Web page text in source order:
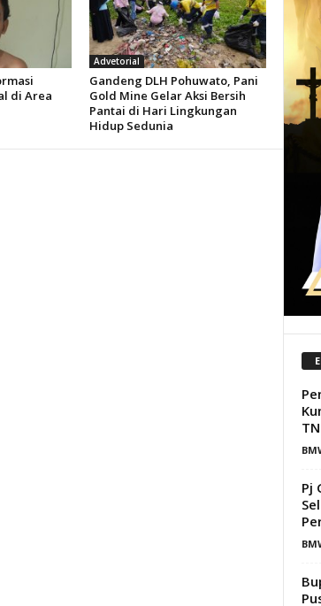
di Area
Advetorial
Gandeng DLH Pohuwato, Pani
Gold Mine Gelar Aksi Bersih
Pantai di Hari Lingkungan
Hidup Sedunia
Pj